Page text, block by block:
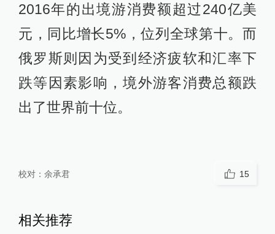
2016年的出境游消费额超过240亿美
元，同比增长5%，位列全球第十。而
俄罗斯则因为受到经济疲软和汇率下
跌等因素影响，境外游客消费总额跌
出了世界前十位。
校对： 余承君 15
相关推荐